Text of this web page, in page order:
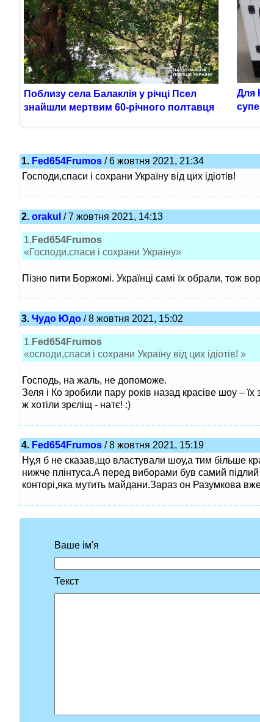
Поблизу села Балаклія у річці Псел
знайшли мертвим 60-річного полтавця
Для
1. Fed654Frumos / 6 жовтня 2021, 21:34
Господи,спаси і сохрани Україну від цих ідіотів!
2. orakul / 7 жовтня 2021, 14:13
1. Fed654Frumos
«Господи,спаси і сохрани Україну»
Пізно пити Боржомі. Українці самі їх обрали, тож
3. Чудо Юдо / 8 жовтня 2021, 15:02
1. Fed654Frumos
«осподи,спаси і сохрани Україну від цих ідіотів! »
Господь, на жаль, не допоможе.
Зеля і Ко зробили пару років назад красіве шоу –
ж хотіли зрєліщ - натє! :)
4. Fed654Frumos / 8 жовтня 2021, 15:19
Ну,я б не сказав,що властували шоу,а тим більше
нижче плінтуса.А перед виборами був самий підлий
конторі,яка мутить майдани.Зараз он Разумкова
Ваше ім'я
Текст